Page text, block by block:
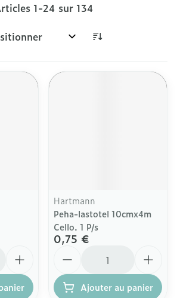
1-24 sur 134
par:
Hartmann
Peha-lastotel 10cmx4m
Cello. 1 P/s
0,75 €
Ajouter au panier